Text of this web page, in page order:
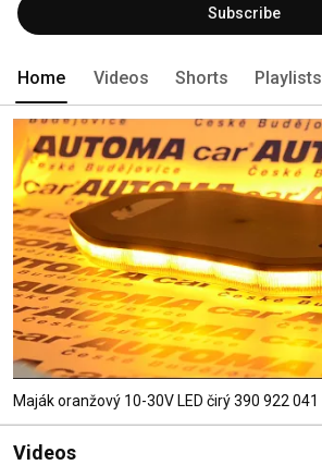
Subscribe
Home Videos Shorts Playlists
Maják oranžový 10-30V LED čirý 390 922 041
Videos